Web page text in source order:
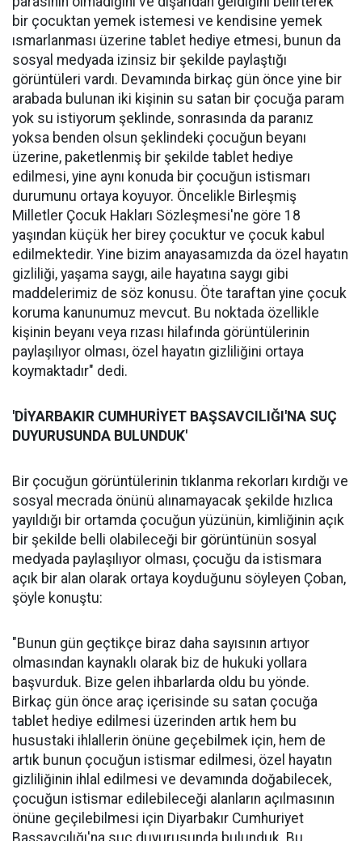
bir çocuktan yemek istemesi ve kendisine yemek
ısmarlanması üzerine tablet hediye etmesi, bunun da
sosyal medyada izinsiz bir şekilde paylaştığı
görüntüleri vardı. Devamında birkaç gün önce yine bir
arabada bulunan iki kişinin su satan bir çocuğa param
yok su istiyorum şeklinde, sonrasında da paranız
yoksa benden olsun şeklindeki çocuğun beyanı
üzerine, paketlenmiş bir şekilde tablet hediye
edilmesi, yine aynı konuda bir çocuğun istismarı
durumunu ortaya koyuyor. Öncelikle Birleşmiş
Milletler Çocuk Hakları Sözleşmesi'ne göre 18
yaşından küçük her birey çocuktur ve çocuk kabul
edilmektedir. Yine bizim anayasamızda da özel hayatın
gizliliği, yaşama saygı, aile hayatına saygı gibi
maddelerimiz de söz konusu. Öte taraftan yine çocuk
koruma kanunumuz mevcut. Bu noktada özellikle
kişinin beyanı veya rızası hilafında görüntülerinin
paylaşılıyor olması, özel hayatın gizliliğini ortaya
koymaktadır" dedi.
'DİYARBAKIR CUMHURİYET BAŞSAVCILIĞI'NA SUÇ
DUYURUSUNDA BULUNDUK'
Bir çocuğun görüntülerinin tıklanma rekorları kırdığı ve
sosyal mecrada önünü alınamayacak şekilde hızlıca
yayıldığı bir ortamda çocuğun yüzünün, kimliğinin açık
bir şekilde belli olabileceği bir görüntünün sosyal
medyada paylaşılıyor olması, çocuğu da istismara
açık bir alan olarak ortaya koyduğunu söyleyen Çoban,
şöyle konuştu:
"Bunun gün geçtikçe biraz daha sayısının artıyor
olmasından kaynaklı olarak biz de hukuki yollara
başvurduk. Bize gelen ihbarlarda oldu bu yönde.
Birkaç gün önce araç içerisinde su satan çocuğa
tablet hediye edilmesi üzerinden artık hem bu
husustaki ihlallerin önüne geçebilmek için, hem de
artık bunun çocuğun istismar edilmesi, özel hayatın
gizliliğinin ihlal edilmesi ve devamında doğabilecek,
çocuğun istismar edilebileceği alanların açılmasının
önüne geçilebilmesi için Diyarbakır Cumhuriyet
Başsavcılığı'na suç duyurusunda bulunduk. Bu